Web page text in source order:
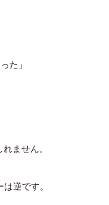
た」
ません。
逆です。